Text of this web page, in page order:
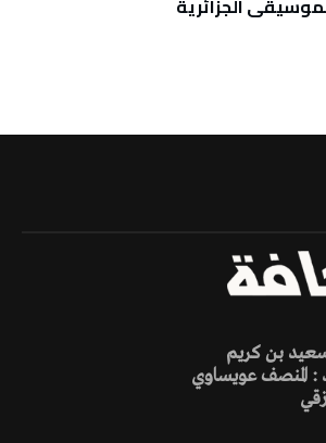
الجزائرية
سعيد بن كريم
: المنصف عويساوي